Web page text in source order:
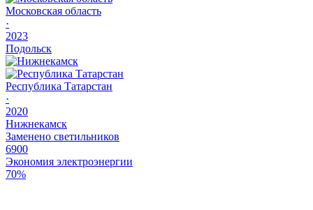
Московская область
·
2023
Подольск
Республика Татарстан
·
2020
Нижнекамск
Заменено светильников
6900
Экономия электроэнергии
70%